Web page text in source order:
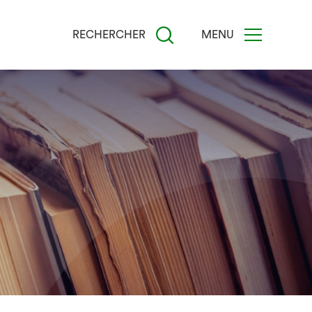
RECHERCHER MENU